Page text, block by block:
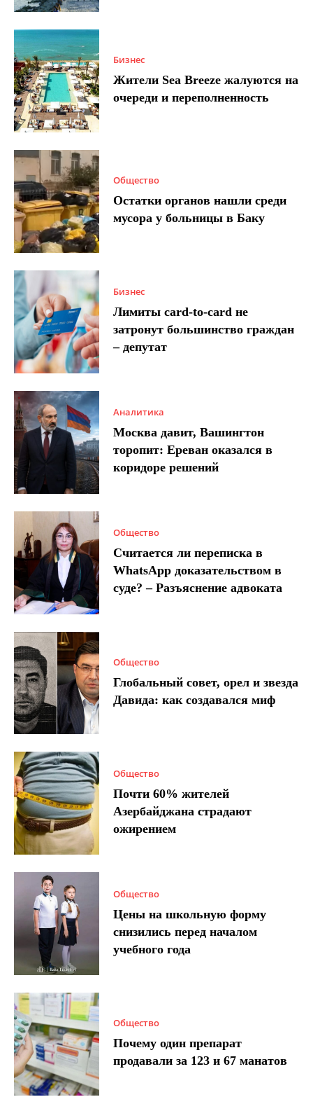
Бизнес
Жители Sea Breeze жалуются на
очереди и переполненность
Общество
Остатки органов нашли среди
мусора у больницы в Баку
Бизнес
Лимиты card-to-card не
затронут большинство граждан
– депутат
Аналитика
Москва давит, Вашингтон
торопит: Ереван оказался в
коридоре решений
Общество
Считается ли переписка в
WhatsApp доказательством в
суде? – Разъяснение адвоката
Общество
Глобальный совет, орел и звезда
Давида: как создавался миф
Общество
Почти 60% жителей
Азербайджана страдают
ожирением
Общество
Цены на школьную форму
снизились перед началом
учебного года
Общество
Почему один препарат
продавали за 123 и 67 манатов